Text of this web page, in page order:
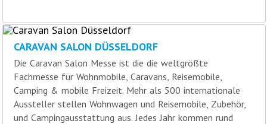
CARAVAN SALON DÜSSELDORF
Die Caravan Salon Messe ist die die weltgrößte
Fachmesse für Wohnmobile, Caravans, Reisemobile,
Camping & mobile Freizeit. Mehr als 500 internationale
Aussteller stellen Wohnwagen und Reisemobile, Zubehör,
und Campingausstattung aus. Jedes Jahr kommen rund